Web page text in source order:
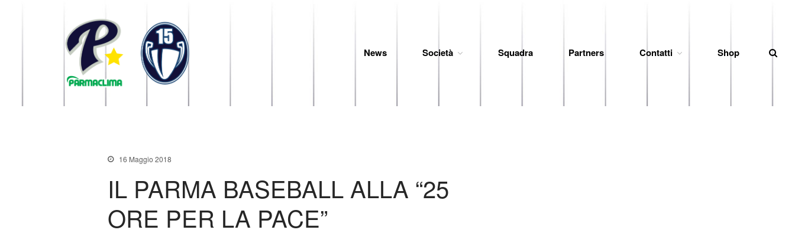
News
News Società Squadra Partners Contatti Shop
16 Maggio 2018
IL PARMA BASEBALL ALLA “25
ORE PER LA PACE”